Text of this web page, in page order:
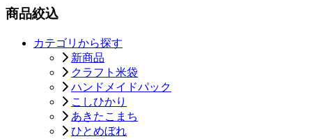
商品絞込
カテゴリから探す
新商品
クラフト米袋
ハンドメイドパック
こしひかり
あきたこまち
ひとめぼれ